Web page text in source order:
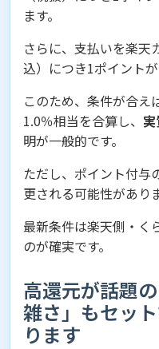
ます。
さらに、支払いを楽天
込）につき1ポイント
このため、条件が合え
1.0％相当を合算し、
明が一般的です。
ただし、ポイント付与
更される可能性があり
最新条件は楽天側・く
のが確実です。
高還元が話題
雑さ」もセッ
ります